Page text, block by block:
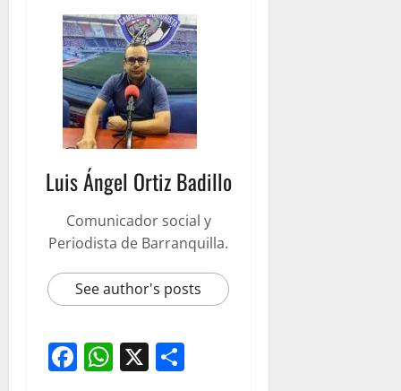
Luis Ángel Ortiz Badillo
Comunicador social y
Periodista de Barranquilla.
See author's posts
Facebook
WhatsApp
X